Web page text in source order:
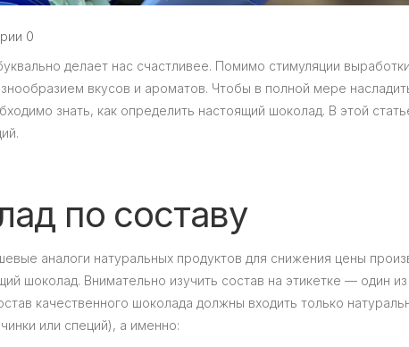
0
делает нас счастливее. Помимо стимуляции выработки
вкусов и ароматов. Чтобы в полной мере
знать, как определить настоящий шоколад. В этой
по составу
аналоги натуральных продуктов для снижения цены
шоколад. Внимательно изучить состав на этикетке — один
качественного шоколада должны входить только
или специй), а именно: